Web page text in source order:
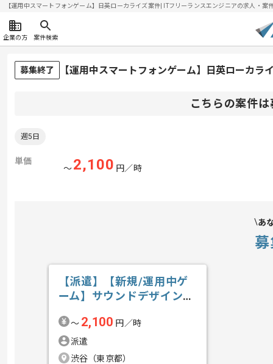
【運用中スマートフォンゲーム】日英ローカライズ案件| ITフリーランスエンジニアの求人・
企業の方 案件検索
募集終了 【運用中スマートフォンゲーム】日英ローカラ
こちらの案件
週5日
単価
〜2,100 円／時
あ
【派遣】【新規/運用中ゲ
ーム】サウンドデザインの
〜 2,100 円／時
派遣
渋谷（東京都）